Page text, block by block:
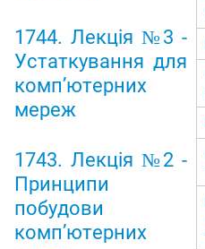
1744. Лекція №3 -
Устаткування для
комп’ютерних
мереж
1743. Лекція №2 -
Принципи
побудови
комп’ютерних